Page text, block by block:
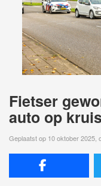
Fietser
auto op
Geplaatst op 10 oktober 2025,